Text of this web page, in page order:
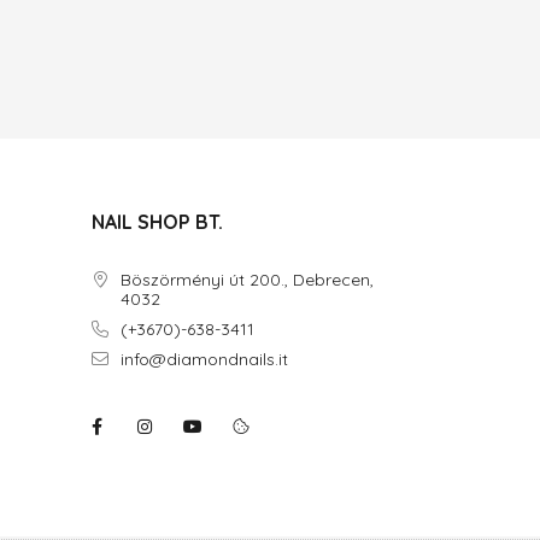
NAIL SHOP BT.
Böszörményi út 200., Debrecen,
4032
(+3670)-638-3411
info@diamondnails.it